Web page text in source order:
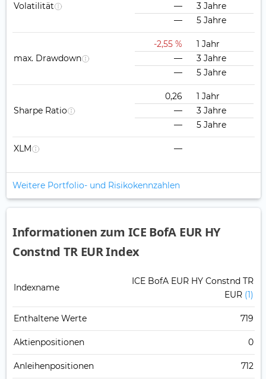
Volatilität
—
3 Jahre
—
5 Jahre
max. Drawdown
-2,55 %
1 Jahr
—
3 Jahre
—
5 Jahre
Sharpe Ratio
0,26
1 Jahr
—
3 Jahre
—
5 Jahre
XLM —
Weitere Portfolio- und Risikokennzahlen
Informationen zum ICE BofA EUR HY
Constnd TR EUR Index
Indexname
ICE BofA EUR HY Constnd TR
EUR (1)
Enthaltene Werte 719
Aktienpositionen 0
Anleihenpositionen 712